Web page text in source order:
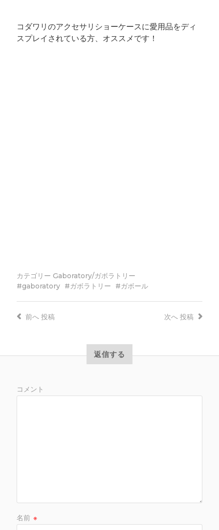
コダワリのアクセサリショーケースに愛用品をディ
スプレイされている方、オススメです！
カテゴリー Gaboratory/ガボラトリー
gaboratory
ガボラトリー ガボール
次へ 投稿
前へ投稿
返信する
コメント
名前 ※